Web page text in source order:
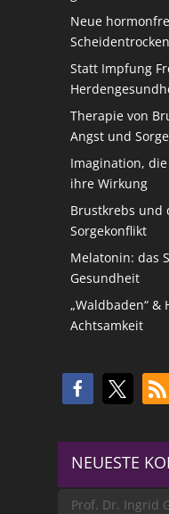
Neue
Statt Impfung
Therapie von
Angst und Sorge
Imagination,
ihre Wirkung
Brustkrebs und
Sorgekonflikt
Melatonin: das
Gesundheit
„Waldbaden“
Achtsamkeit
NEUESTE
Prof. Dr. Ingrid